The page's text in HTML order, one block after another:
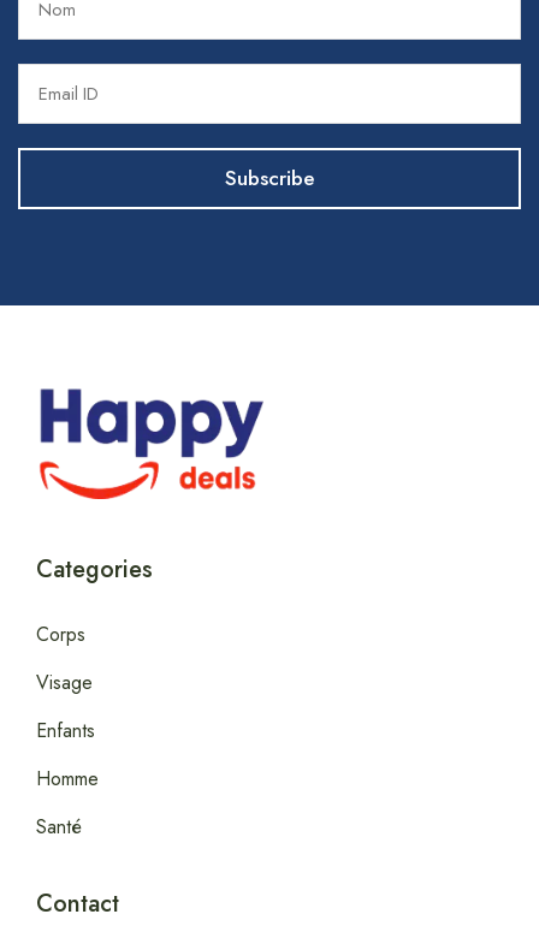
Categories
Corps
Visage
Enfants
Homme
Santé
Contact